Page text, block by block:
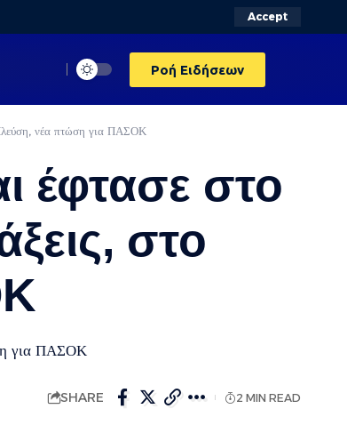
Accept
Ροή Ειδήσεων
νέα πτώση για ΠΑΣΟΚ
έφτασε στο
στο
για ΠΑΣΟΚ
SHARE 2 MIN READ